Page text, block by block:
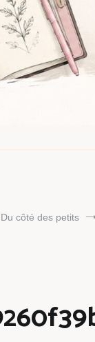
Du côté des petits